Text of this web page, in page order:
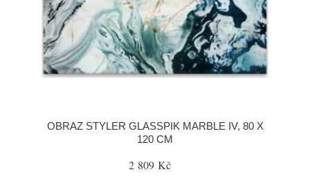
OBRAZ STYLER GLASSPIK MARBLE IV, 80 X
120 CM
2 809 Kč